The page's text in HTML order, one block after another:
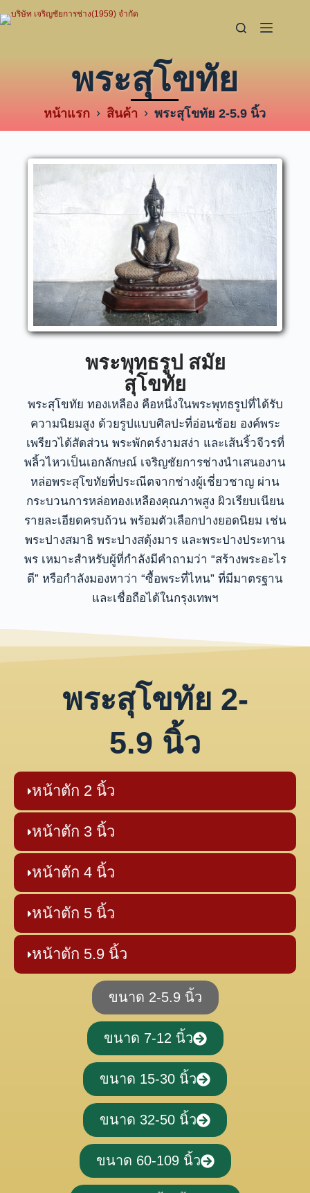
พระสุโขทัย
หน้าแรก สินค้า พระสุโขทัย 2-5.9 นิ้ว
พระพุทธรูป สมัย
สุโขทัย
พระสุโขทัย ทองเหลือง คือหนึ่งในพระพุทธรูปที่ได้รับ
ความนิยมสูง ด้วยรูปแบบศิลปะที่อ่อนช้อย องค์พระ
เพรียวได้สัดส่วน พระพักตร์งามสง่า และเส้นริ้วจีวรที่
พลิ้วไหวเป็นเอกลักษณ์ เจริญชัยการช่างนำเสนองาน
หล่อพระสุโขทัยที่ประณีตจากช่างผู้เชี่ยวชาญ ผ่าน
กระบวนการหล่อทองเหลืองคุณภาพสูง ผิวเรียบเนียน
รายละเอียดครบถ้วน พร้อมตัวเลือกปางยอดนิยม เช่น
พระปางสมาธิ พระปางสดุ้งมาร และพระปางประทาน
พร เหมาะสำหรับผู้ที่กำลังมีคำถามว่า “สร้างพระอะไร
ดี” หรือกำลังมองหาว่า “ซื้อพระที่ไหน” ที่มีมาตรฐาน
และเชื่อถือได้ในกรุงเทพฯ
พระสุโขทัย 2-
5.9 นิ้ว
หน้าตัก 2 นิ้ว
หน้าตัก 3 นิ้ว
หน้าตัก 4 นิ้ว
หน้าตัก 5 นิ้ว
หน้าตัก 5.9 นิ้ว
ขนาด 2-5.9 นิ้ว
ขนาด 7-12 นิ้ว
ขนาด 15-30 นิ้ว
ขนาด 32-50 นิ้ว
ขนาด 60-109 นิ้ว